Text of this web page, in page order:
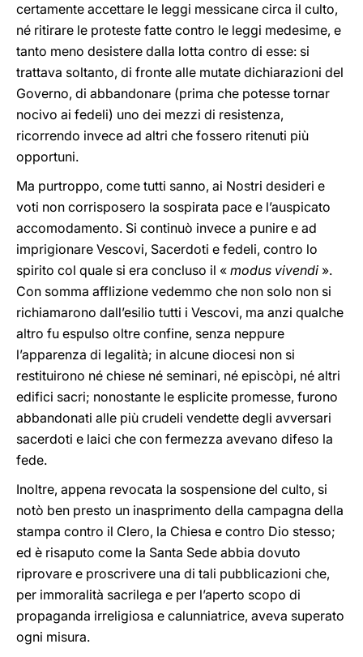
certamente accettare le leggi messicane circa il culto,
né ritirare le proteste fatte contro le leggi medesime, e
tanto meno desistere dalla lotta contro di esse: si
trattava soltanto, di fronte alle mutate dichiarazioni del
Governo, di abbandonare (prima che potesse tornar
nocivo ai fedeli) uno dei mezzi di resistenza,
ricorrendo invece ad altri che fossero ritenuti più
opportuni.
Ma purtroppo, come tutti sanno, ai Nostri desideri e
voti non corrisposero la sospirata pace e l’auspicato
accomodamento. Si continuò invece a punire e ad
imprigionare Vescovi, Sacerdoti e fedeli, contro lo
spirito col quale si era concluso il « modus vivendi ».
Con somma afflizione vedemmo che non solo non si
richiamarono dall’esilio tutti i Vescovi, ma anzi qualche
altro fu espulso oltre confine, senza neppure
l’apparenza di legalità; in alcune diocesi non si
restituirono né chiese né seminari, né episcòpi, né altri
edifici sacri; nonostante le esplicite promesse, furono
abbandonati alle più crudeli vendette degli avversari
sacerdoti e laici che con fermezza avevano difeso la
fede.
Inoltre, appena revocata la sospensione del culto, si
notò ben presto un inasprimento della campagna della
stampa contro il Clero, la Chiesa e contro Dio stesso;
ed è risaputo come la Santa Sede abbia dovuto
riprovare e proscrivere una di tali pubblicazioni che,
per immoralità sacrilega e per l’aperto scopo di
propaganda irreligiosa e calunniatrice, aveva superato
ogni misura.